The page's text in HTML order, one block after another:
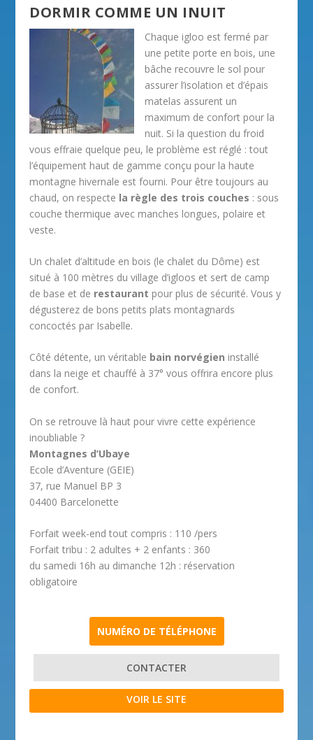
DORMIR COMME UN INUIT
Chaque igloo est fermé par
une petite porte en bois, une
bâche recouvre le sol pour
assurer l’isolation et d’épais
matelas assurent un
maximum de confort pour la
nuit. Si la question du froid
vous effraie quelque peu, le problème est réglé : tout
l’équipement haut de gamme conçu pour la haute
montagne hivernale est fourni. Pour être toujours au
chaud, on respecte la règle des trois couches : sous
couche thermique avec manches longues, polaire et
veste.
Un chalet d’altitude en bois (le chalet du Dôme) est
situé à 100 mètres du village d’igloos et sert de camp
de base et de restaurant pour plus de sécurité. Vous y
dégusterez de bons petits plats montagnards
concoctés par Isabelle.
Côté détente, un véritable bain norvégien installé
dans la neige et chauffé à 37° vous offrira encore plus
de confort.
On se retrouve là haut pour vivre cette expérience
inoubliable ?
Montagnes d’Ubaye
Ecole d’Aventure (GEIE)
37, rue Manuel BP 3
04400 Barcelonette
Forfait week-end tout compris : 110 /pers
Forfait tribu : 2 adultes + 2 enfants : 360
du samedi 16h au dimanche 12h : réservation
obligatoire
NUMÉRO DE TÉLÉPHONE
CONTACTER
VOIR LE SITE